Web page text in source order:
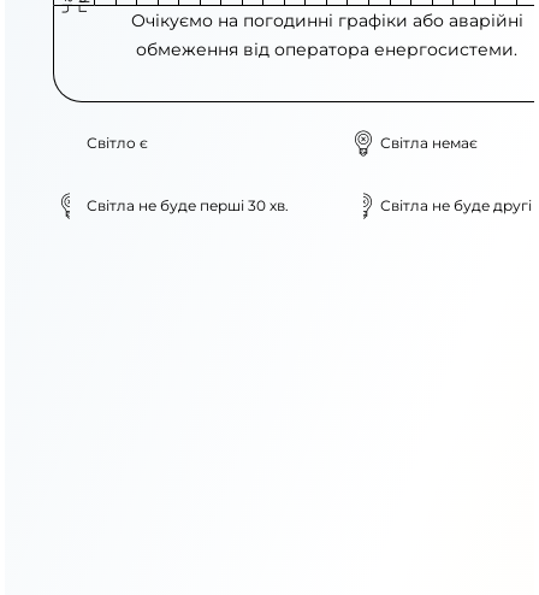
Очікуємо на погодинні графіки або аварійні
обмеження від оператора енергосистеми.
Світло є Світла немає
Світла не буде перші 30 хв. Світла не буде другі